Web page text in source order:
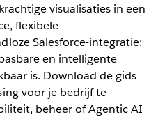
visualisaties in een
flexibele
Salesforce-integratie:
en intelligente
is. Download de gids
voor je bedrijf te
beheer of Agentic AI